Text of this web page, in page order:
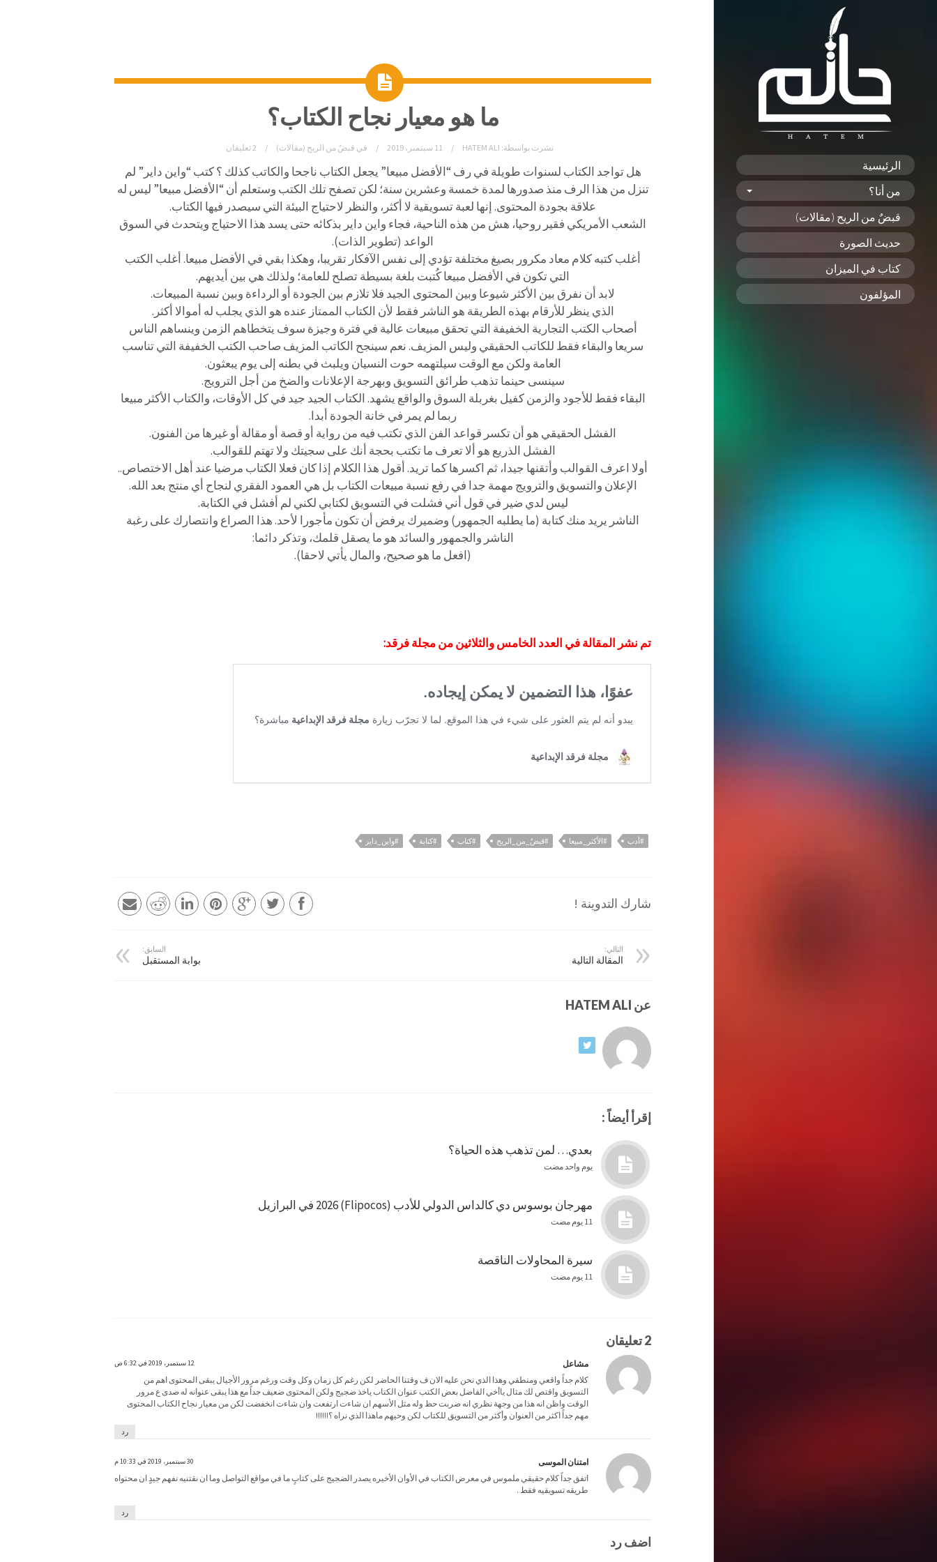
الرئيسية
من أنا؟
قبضٌ من الريح (مقالات)
حديث الصورة
كتاب في الميزان
المؤلفون
ما هو معيار نجاح الكتاب؟
نشرت بواسطة: HATEM ALI 11 سبتمبر، 2019 في قبضٌ من الريح (مقالات) 2 تعليقان
هل تواجد الكتاب لسنوات طويلة في رف “الأفضل مبيعا” يجعل الكتاب ناجحا والكاتب كذلك ؟كتب “واين داير” لم
تنزل من هذا الرف منذ صدورها لمدة خمسة وعشرين سنة؛ لكن تصفح تلك الكتب وستعلم أن “الأفضل مبيعا” ليس له
علاقة بجودة المحتوى. إنها لعبة تسويقية لا أكثر، والنظر لاحتياج البيئة التي سيصدر فيها الكتاب.
الشعب الأمريكي فقير روحيا، هش من هذه الناحية، فجاء واين داير بذكائه حتى يسد هذا الاحتياج ويتحدث في السوق
الواعد (تطوير الذات).
أغلب كتبه كلام معاد مكرور بصيغ مختلفة تؤدي إلى نفس الآفكار تقريبا، وهكذا بقي في الأفضل مبيعا. أغلب الكتب
التي تكون في الأفضل مبيعا كُتبت بلغة بسيطة تصلح للعامة؛ ولذلك هي بين أيديهم.
لابد أن نفرق بين الأكثر شيوعا وبين المحتوى الجيد فلا تلازم بين الجودة أو الرداءة وبين نسبة المبيعات.
الذي ينظر للأرقام بهذه الطريقة هو الناشر فقط لأن الكتاب الممتاز عنده هو الذي يجلب له أموالا أكثر.
أصحاب الكتب التجارية الخفيفة التي تحقق مبيعات عالية في فترة وجيزة سوف يتخطاهم الزمن وينساهم الناس
سريعا والبقاء فقط للكاتب الحقيقي وليس المزيف. نعم سينجح الكاتب المزيف صاحب الكتب الخفيفة التي تناسب
العامة ولكن مع الوقت سيلتهمه حوت النسيان ويلبث في بطنه إلى يوم يبعثون.
سينسى حينما تذهب طرائق التسويق وبهرجة الإعلانات والضخ من أجل الترويج.
البقاء فقط للأجود والزمن كفيل بغربلة السوق والواقع يشهد. الكتاب الجيد جيد في كل الأوقات، والكتاب الأكثر مبيعا
ربما لم يمر في خانة الجودة أبدا.
الفشل الحقيقي هو أن تكسر قواعد الفن الذي تكتب فيه من رواية أو قصة أو مقالة أو غيرها من الفنون.
الفشل الذريع هو ألا تعرف ما تكتب بحجة أنك على سجيتك ولا تهتم للقوالب.
أولا اعرف القوالب وأتقنها جيدا، ثم اكسرها كما تريد. أقول هذا الكلام إذا كان فعلا الكتاب مرضيا عند أهل الاختصاص..
الإعلان والتسويق والترويج مهمة جدا في رفع نسبة مبيعات الكتاب بل هي العمود الفقري لنجاح أي منتج بعد الله.
ليس لدي ضير في قول أني فشلت في التسويق لكتابي لكني لم أفشل في الكتابة.
الناشر يريد منك كتابة (ما يطلبه الجمهور) وضميرك يرفض أن تكون مأجورا لأحد. هذا الصراع وانتصارك على رغبة
الناشر والجمهور والسائد هو ما يصقل قلمك، وتذكر دائما:
(افعل ما هو صحيح، والمال يأتي لاحقا).
تم نشر المقالة في العدد الخامس والثلاثين من مجلة فرقد:
#أدب #الأكثر_مبيعا #قبضٌ_من_الريح #كتاب #كتابة #واين_داير
شارك التدوينة !
السابق:
بوابة المستقبل
التالي:
المقالة التالية
عن HATEM ALI
إقرأ أيضاً :
بعدي… لمن تذهب هذه الحياة؟
يوم واحد مضت
مهرجان بوسوس دي كالداس الدولي للأدب (Flipocos) 2026 في البرازيل
11 يوم مضت
سيرة المحاولات الناقصة
11 يوم مضت
2 تعليقان
مشاعل 12 سبتمبر، 2019 في 6:32 ص
كلام جداً واقعي ومنطقي وهذا الذي نحن عليه الان ف وقتنا الحاضر لكن رغم كل زمان وكل وقت ورغم مرور الأجيال يبقى المحتوى اهم من
التسويق واقتص لك مثال ياأخي الفاضل بعض الكتب عنوان الكتاب ياخذ ضجيج ولكن المحتوى ضعيف جداً مع هذا يبقى عنوانه له صدى ع مرور
الوقت واظن انه هذا من وجهة نظري انه ضربت حظ وله مثل الأسهم ان شاءت ارتفعت وان شاءت انخفضت لكن من معيار نجاح الكتاب المحتوى
مهم جداً اكثر من العنوان وأكثر من التسويق للكتاب لكن وحيهم ماهذا الذي نراه ؟!!!!!!
رد
امتنان الموسى 30 سبتمبر، 2019 في 10:33 م
اتفق جداً كلام حقيقي ملموس في معرض الكتاب في الأوان الأخيره يصدر الضجيج على كتابٍ ما في مواقع التواصل وما ان نقتنيه نفهم جيدٍ ان محتواه
طريقه تسويقيه فقط .
رد
اضف رد